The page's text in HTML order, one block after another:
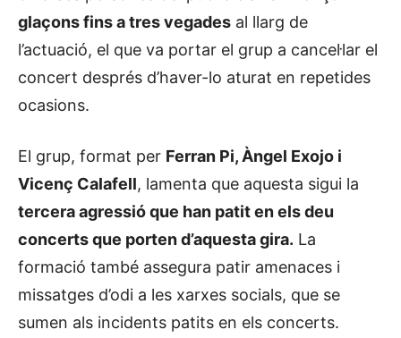
glaçons fins a tres vegades al llarg de
l’actuació, el que va portar el grup a cancel·lar el
concert després d’haver-lo aturat en repetides
ocasions.
El grup, format per Ferran Pi, Àngel Exojo i
Vicenç Calafell, lamenta que aquesta sigui la
tercera agressió que han patit en els deu
concerts que porten d’aquesta gira. La
formació també assegura patir amenaces i
missatges d’odi a les xarxes socials, que se
sumen als incidents patits en els concerts.